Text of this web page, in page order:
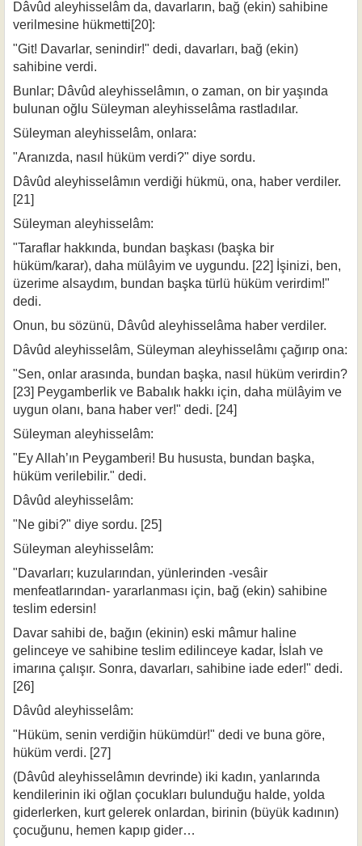
Dâvûd aleyhisselâm da, davarların, bağ (ekin) sahibine
verilmesine hükmetti[20]:
"Git! Davarlar, senindir!" dedi, davarları, bağ (ekin)
sahibine verdi.
Bunlar; Dâvûd aleyhisselâmın, o zaman, on bir yaşında
bulunan oğlu Süley­man aleyhisselâma rastladılar.
Süleyman aleyhisselâm, onlara:
"Aranızda, nasıl hüküm verdi?" diye sordu.
Dâvûd aleyhisselâmın verdiği hükmü, ona, haber verdiler.
[21]
Süleyman aleyhisselâm:
"Taraflar hakkında, bundan başkası (başka bir
hüküm/karar), daha mülâyim ve uygundu. [22] İşinizi, ben,
üzerime alsaydım, bundan başka türlü hüküm verirdim!"
dedi.
Onun, bu sözünü, Dâvûd aleyhisselâma haber verdiler.
Dâvûd aleyhisselâm, Süleyman aleyhisselâmı çağırıp ona:
"Sen, onlar arasında, bundan başka, nasıl hüküm verirdin?
[23] Peygamberlik ve Babalık hakkı için, daha mülâyim ve
uygun olanı, bana ha­ber ver!" dedi. [24]
Süleyman aleyhisselâm:
"Ey Allah’ın Peygamberi! Bu hususta, bundan başka,
hüküm verilebilir." dedi.
Dâvûd aleyhisselâm:
"Ne gibi?" diye sordu. [25]
Süleyman aleyhisselâm:
"Davarları; kuzularından, yünlerinden -vesâir
menfeatlarından- yararlanması için, bağ (ekin) sahibine
teslim edersin!
Davar sahibi de, bağın (ekinin) eski mâmur haline
gelinceye ve sahibine tes­lim edilinceye kadar, İslah ve
imarına çalışır. Sonra, davarları, sahibine iade eder!" dedi.
[26]
Dâvûd aleyhisselâm:
"Hüküm, senin verdiğin hükümdür!" dedi ve buna göre,
hüküm verdi. [27]
(Dâvûd aleyhisselâmın devrinde) iki kadın, yanlarında
kendilerinin iki oğlan ço­cukları bulunduğu halde, yolda
giderlerken, kurt gelerek onlardan, birinin (büyük kadının)
çocuğunu, hemen kapıp gider…